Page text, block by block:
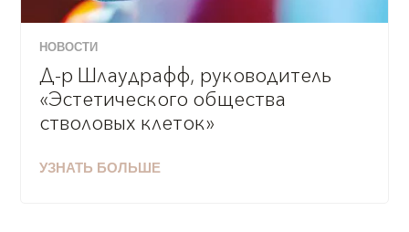
НОВОСТИ
Д-р Шлаудрафф, руководитель
«Эстетического общества
стволовых клеток»
УЗНАТЬ БОЛЬШЕ